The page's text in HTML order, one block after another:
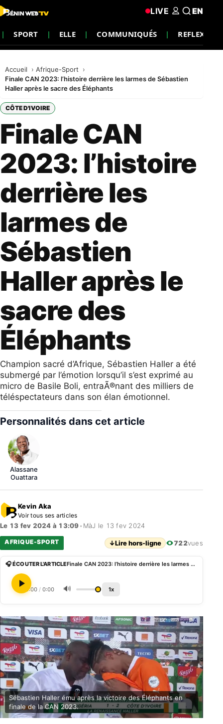
SPORT ELLE COMMUNIQUÉS REFLEXION
LIVE EN
Accueil
Afrique-Sport
Finale CAN 2023: l’histoire derrière les larmes de Sébastien
Haller après le sacre des Éléphants
CÔTE D'IVOIRE
Finale CAN
2023: l’histoire
derrière les
larmes de
Sébastien
Haller après le
sacre des
Éléphants
Champion sacré d’Afrique, Sébastien Haller a été
submergé par l’émotion lorsqu’il s’est exprimé au
micro de Basile Boli, entraÃ®nant des milliers de
téléspectateurs dans son élan émotionnel.
Personnalités dans cet article
Alassane
Ouattara
Kevin Aka
Voir tous ses articles
Le 13 fev 2024 à 13:09• MàJ le 13 fev 2024
AFRIQUE-SPORT ↓Lire hors-ligne 722vues
🎧 ÉCOUTER L'ARTICLE Finale CAN 2023: l’histoire derrière les larmes de Sébastien Haller après le sacre des Éléphants
0:00 / 0:00 🔊 1x
Sébastien Haller ému après la victoire des Éléphants en
finale de la CAN 2023.